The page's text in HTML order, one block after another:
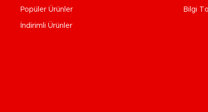
Popüler Ürünler
İndirimli Ürünler
Bilgi